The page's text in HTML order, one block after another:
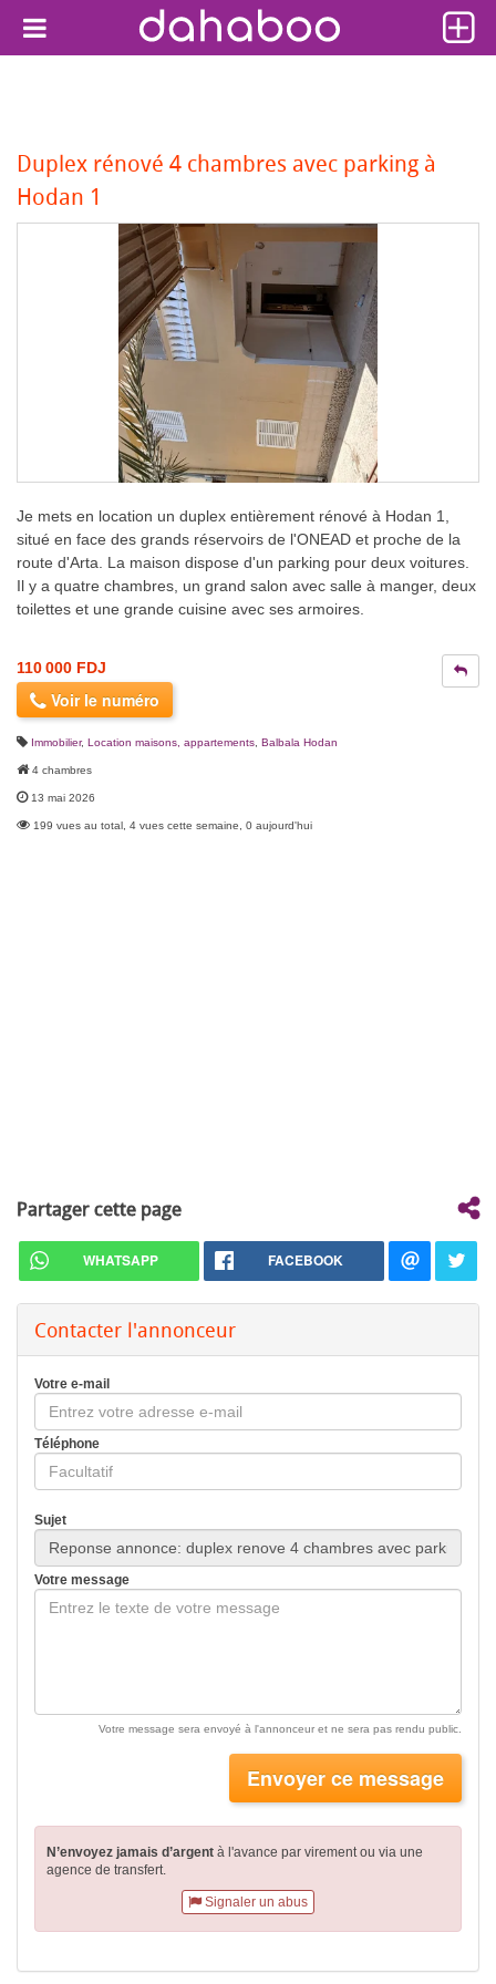
Duplex rénové 4 chambres avec parking à
Hodan 1
Je mets en location un duplex entièrement rénové à Hodan 1,
situé en face des grands réservoirs de l'ONEAD et proche de la
route d'Arta. La maison dispose d'un parking pour deux voitures.
Il y a quatre chambres, un grand salon avec salle à manger, deux
toilettes et une grande cuisine avec ses armoires.
110 000 FDJ
Voir le numéro
Immobilier, Location maisons, appartements Balbala Hodan
4 chambres
13 mai 2026
199 vues au total, 4 vues cette semaine, 0 aujourd'hui
Partager cette page
WHATSAPP FACEBOOK
Contacter l'annonceur
Votre e-mail
Téléphone
Sujet
Votre message
Votre message sera envoyé à l'annonceur et ne sera pas rendu public.
Envoyer ce message
N’envoyez jamais d’argent à l'avance par virementou via une
agence de transfert.
Signaler un abus